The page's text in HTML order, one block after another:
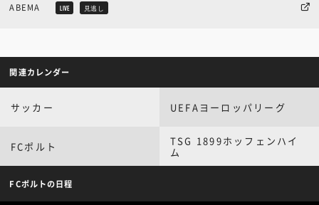
ABEMA LIVE 見逃し
関連カレンダー
サッカー UEFAヨーロッパリーグ
FCポルト
TSG 1899ホッフェンハイ
ム
FCポルトの日程